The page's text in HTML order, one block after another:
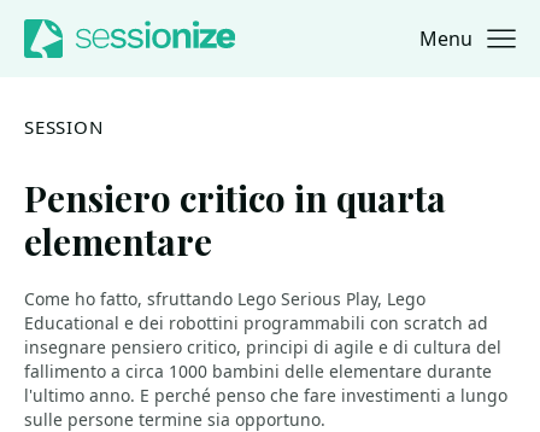
Jump to navigation
Jump to content Menu
SESSION
Pensiero critico in quarta
elementare
Come ho fatto, sfruttando Lego Serious Play, Lego
Educational e dei robottini programmabili con scratch ad
insegnare pensiero critico, principi di agile e di cultura del
fallimento a circa 1000 bambini delle elementare durante
l'ultimo anno. E perché penso che fare investimenti a lungo
sulle persone termine sia opportuno.